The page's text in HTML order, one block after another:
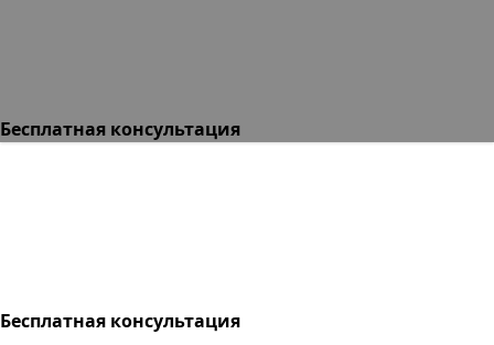
Бесплатная консультация
Бесплатная консультация